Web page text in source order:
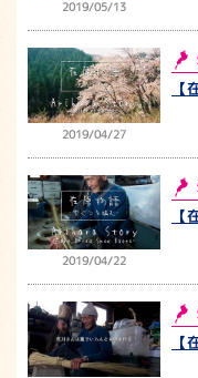
2019/05/13
2019/04/27
2019/04/22